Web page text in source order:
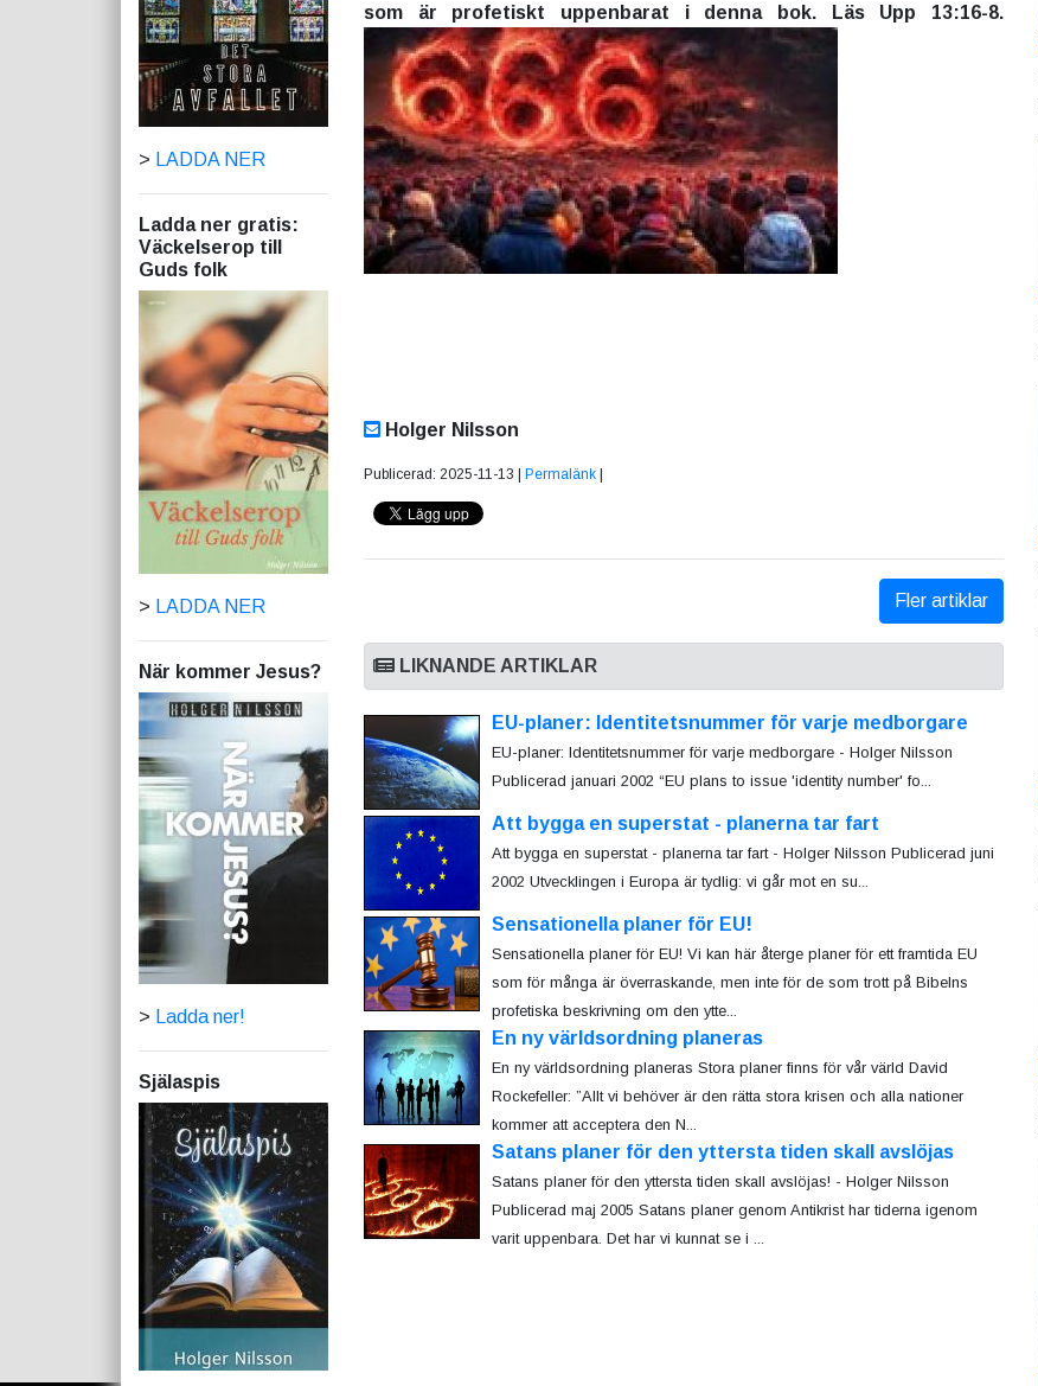
> LADDA NER
Ladda ner gratis:
Väckelserop till
Guds folk
> LADDA NER
När kommer Jesus?
> Ladda ner!
Själaspis
som är profetiskt uppenbarat i denna bok. Läs Upp 13:16-8.
Holger Nilsson
Publicerad: 2025-11-13 | Permalänk
Fler artiklar
LIKNANDE ARTIKLAR
EU-planer: Identitetsnummer för varje medborgare
EU-planer: Identitetsnummer för varje medborgare - Holger Nilsson
Publicerad januari 2002 “EU plans to issue 'identity number' fo...
Att bygga en superstat - planerna tar fart
Att bygga en superstat - planerna tar fart - Holger Nilsson Publicerad juni
2002 Utvecklingen i Europa är tydlig: vi går mot en su...
Sensationella planer för EU!
Sensationella planer för EU! Vi kan här återge planer för ett framtida EU
som för många är överraskande, men inte för de som trott på Bibelns
profetiska beskrivning om den ytte...
En ny världsordning planeras
En ny världsordning planeras Stora planer finns för vår värld David
Rockefeller: ”Allt vi behöver är den rätta stora krisen och alla nationer
kommer att acceptera den N...
Satans planer för den yttersta tiden skall avslöjas
Satans planer för den yttersta tiden skall avslöjas! - Holger Nilsson
Publicerad maj 2005 Satans planer genom Antikrist har tiderna igenom
varit uppenbara. Det har vi kunnat se i ...